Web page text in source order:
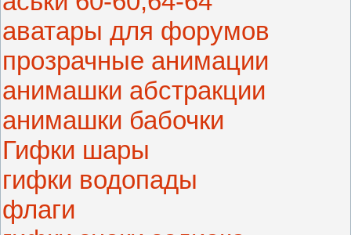
аватары для форумов
прозрачные анимации
анимашки абстракции
анимашки бабочки
Гифки шары
гифки водопады
флаги